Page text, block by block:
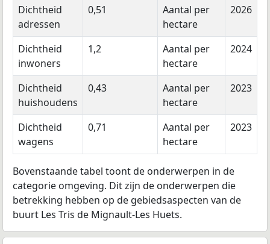
Dichtheid
adressen
0,51
Aantal per
hectare
2026
Dichtheid
inwoners
1,2
Aantal per
hectare
2024
Dichtheid
huishoudens
0,43
Aantal per
hectare
2023
Dichtheid
wagens
0,71
Aantal per
hectare
2023
Bovenstaande tabel toont de onderwerpen in de
categorie omgeving. Dit zijn de onderwerpen die
betrekking hebben op de gebiedsaspecten van de
buurt Les Tris de Mignault-Les Huets.